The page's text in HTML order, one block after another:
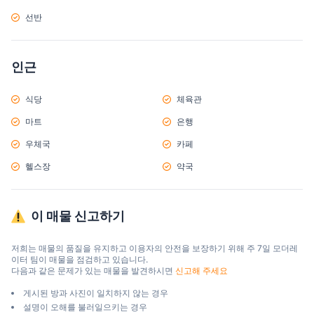
선반
인근
식당 체육관
마트 은행
우체국 카페
헬스장 약국
이 매물 신고하기
저희는 매물의 품질을 유지하고 이용자의 안전을 보장하기 위해 주 7일 모더레
이터 팀이 매물을 점검하고 있습니다.
다음과 같은 문제가 있는 매물을 발견하시면 신고해 주세요
게시된 방과 사진이 일치하지 않는 경우
설명이 오해를 불러일으키는 경우